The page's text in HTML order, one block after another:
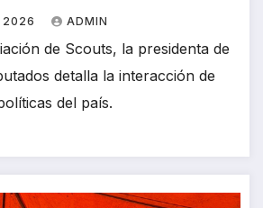
2026 ADMIN
de Scouts, la presidenta de
detalla la interacción de
del país.